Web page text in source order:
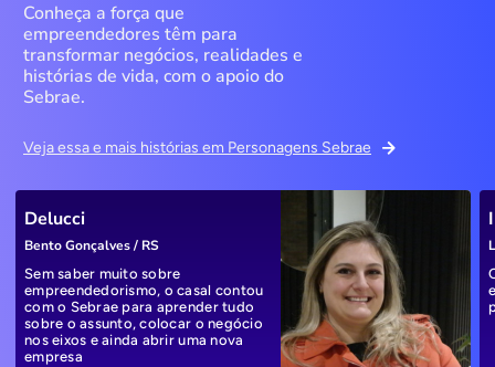
Conheça a força que
empreendedores têm para
transformar negócios, realidades e
histórias de vida, com o apoio do
Sebrae.
Veja essa e mais histórias em Personagens Sebrae
Delucci
Bento Gonçalves / RS
Sem saber muito sobre
empreendedorismo, o casal contou
com o Sebrae para aprender tudo
sobre o assunto, colocar o negócio
nos eixos e ainda abrir uma nova
empresa